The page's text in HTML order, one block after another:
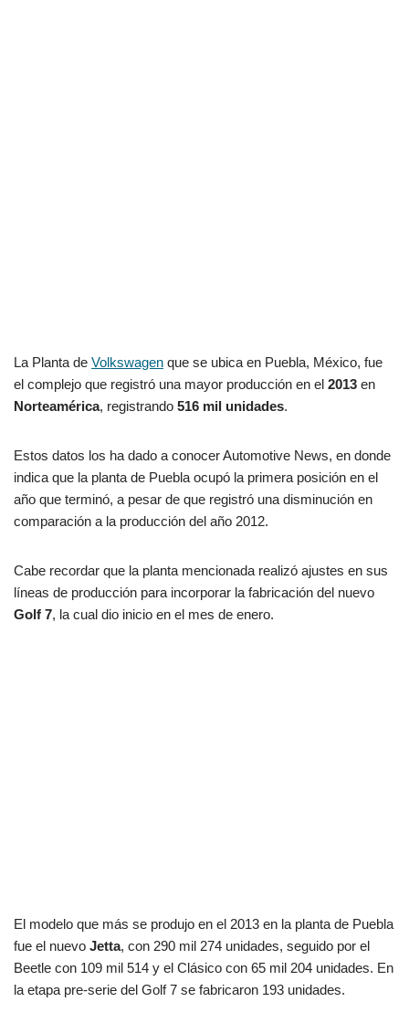
La Planta de Volkswagen que se ubica en Puebla, México, fue
el complejo que registró una mayor producción en el 2013 en
Norteamérica, registrando 516 mil unidades.
Estos datos los ha dado a conocer Automotive News, en donde
indica que la planta de Puebla ocupó la primera posición en el
año que terminó, a pesar de que registró una disminución en
comparación a la producción del año 2012.
Cabe recordar que la planta mencionada realizó ajustes en sus
líneas de producción para incorporar la fabricación del nuevo
Golf 7, la cual dio inicio en el mes de enero.
El modelo que más se produjo en el 2013 en la planta de Puebla
fue el nuevo Jetta, con 290 mil 274 unidades, seguido por el
Beetle con 109 mil 514 y el Clásico con 65 mil 204 unidades. En
la etapa pre-serie del Golf 7 se fabricaron 193 unidades.